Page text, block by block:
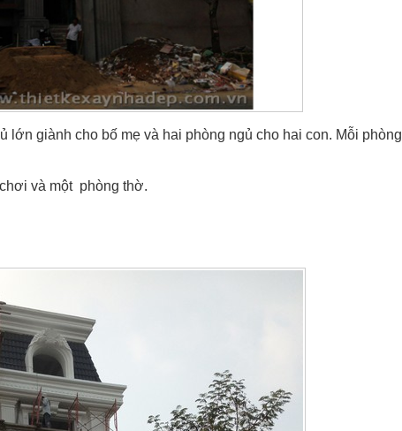
lớn giành cho bố mẹ và hai phòng ngủ cho hai con. Mỗi phòng
và một phòng thờ.